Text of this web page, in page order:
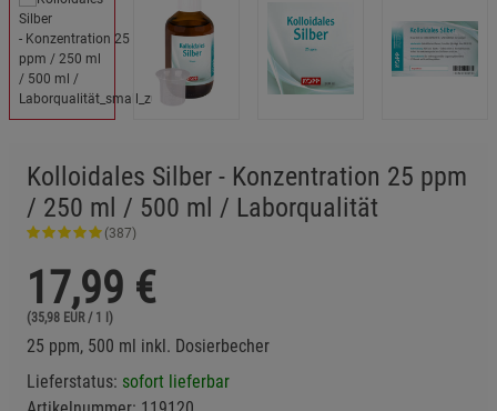
Kolloidales Silber - Konzentration 25 ppm
/ 250 ml / 500 ml / Laborqualität
(387)
17,99 €
(35,98 EUR / 1 l)
25 ppm, 500 ml inkl. Dosierbecher
Lieferstatus: sofort lieferbar